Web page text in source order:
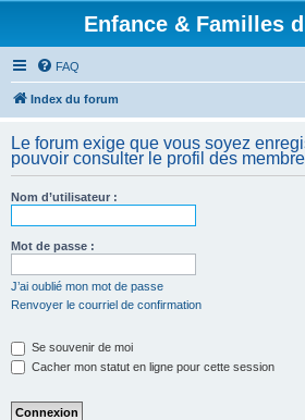
Enfance & Familles
FAQ
Index du forum
Le forum exige que vous soyez
pouvoir consulter le profil des
Nom d’utilisateur :
Mot de passe :
J’ai oublié mon mot de passe
Renvoyer le courriel de confirmation
Se souvenir de moi
Cacher mon statut en ligne pour cette session